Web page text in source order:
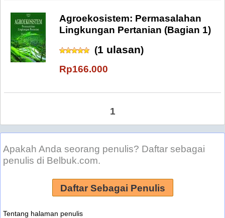
Agroekosistem: Permasalahan
Lingkungan Pertanian (Bagian 1)
(1 ulasan)
Rp166.000
1
Apakah Anda seorang penulis? Daftar sebagai
penulis di Belbuk.com.
Daftar Sebagai Penulis
Tentang halaman penulis